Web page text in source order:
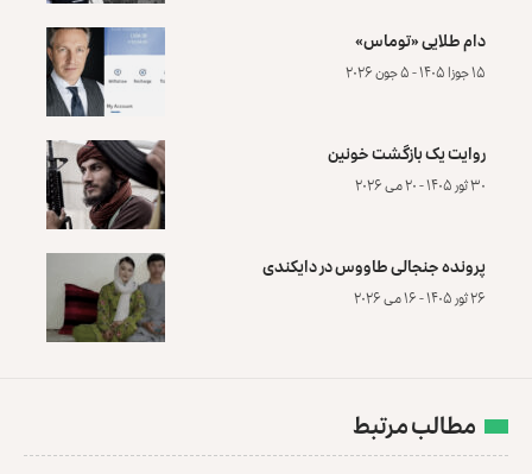
دام طلایی «توماس»
۱۵ جوزا ۱۴۰۵ - ۵ جون ۲۰۲۶
روایت یک بازگشت خونین
۳۰ ثور ۱۴۰۵ - ۲۰ می ۲۰۲۶
پرونده‌ جنجالی طاووس در دایکندی
۲۶ ثور ۱۴۰۵ - ۱۶ می ۲۰۲۶
مطالب مرتبط